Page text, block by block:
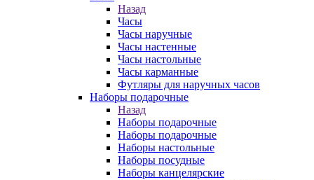
Назад
Часы
Часы наручные
Часы настенные
Часы настольные
Часы карманные
Футляры для наручных часов
Наборы подарочные
Назад
Наборы подарочные
Наборы подарочные
Наборы настольные
Наборы посудные
Наборы канцелярские